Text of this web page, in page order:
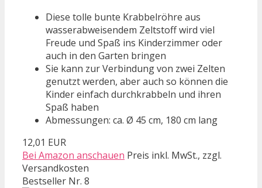
Diese tolle bunte Krabbelröhre aus
wasserabweisendem Zeltstoff wird viel
Freude und Spaß ins Kinderzimmer oder
auch in den Garten bringen
Sie kann zur Verbindung von zwei Zelten
genutzt werden, aber auch so können die
Kinder einfach durchkrabbeln und ihren
Spaß haben
Abmessungen: ca. Ø 45 cm, 180 cm lang
12,01 EUR
Bei Amazon anschauen Preis inkl. MwSt., zzgl.
Versandkosten
Bestseller Nr. 8